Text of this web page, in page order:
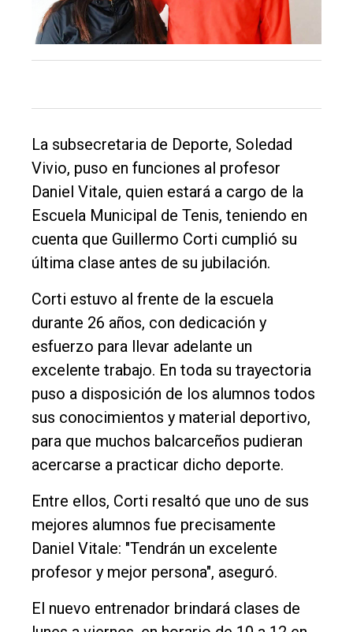
Int.
General
Política
Rural
Deportes
Fúnebres
Edición
Empresa
Nosotros
Contacto
La subsecretaria de Deporte, Soledad
Vivio, puso en funciones al profesor
Daniel Vitale, quien estará a cargo de la
Escuela Municipal de Tenis, teniendo en
cuenta que Guillermo Corti cumplió su
última clase antes de su jubilación.
Corti estuvo al frente de la escuela
durante 26 años, con dedicación y
esfuerzo para llevar adelante un
excelente trabajo. En toda su trayectoria
puso a disposición de los alumnos todos
sus conocimientos y material deportivo,
para que muchos balcarceños pudieran
acercarse a practicar dicho deporte.
Entre ellos, Corti resaltó que uno de sus
mejores alumnos fue precisamente
Daniel Vitale: "Tendrán un excelente
profesor y mejor persona", aseguró.
El nuevo entrenador brindará clases de